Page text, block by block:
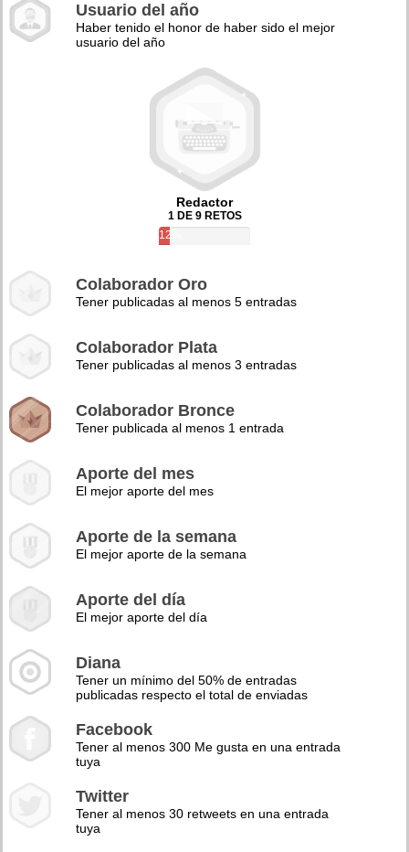
Usuario del año
Haber tenido el honor de haber sido el mejor
usuario del año
Redactor
1 DE 9 RETOS
12%
Colaborador Oro
Tener publicadas al menos 5 entradas
Colaborador Plata
Tener publicadas al menos 3 entradas
Colaborador Bronce
Tener publicada al menos 1 entrada
Aporte del mes
El mejor aporte del mes
Aporte de la semana
El mejor aporte de la semana
Aporte del día
El mejor aporte del día
Diana
Tener un mínimo del 50% de entradas
publicadas respecto el total de enviadas
Facebook
Tener al menos 300 Me gusta en una entrada
tuya
Twitter
Tener al menos 30 retweets en una entrada
tuya